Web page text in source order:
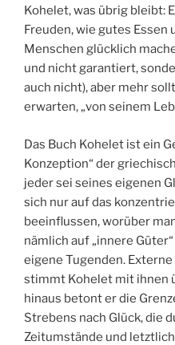
Kohelet, was übrig bleibt:
Freuden, wie gutes Essen
Menschen glücklich
und nicht garantiert,
auch nicht), aber mehr
erwarten, „von seinem
Das Buch Kohelet ist ein
Konzeption“ der
jeder sei seines eigenen
sich nur auf das
beeinflussen, worüber
nämlich auf „innere
eigene Tugenden.
stimmt Kohelet mit ihnen
hinaus betont er die
Strebens nach Glück, die
Zeitumstände und